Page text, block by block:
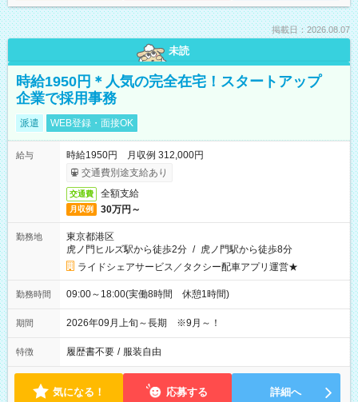
掲載日：2026.08.07
未読
時給1950円＊人気の完全在宅！スタートアップ
企業で採用事務
派遣 WEB登録・面接OK
給与
時給1950円 月収例 312,000円
交通費別途支給あり
交通費 全額支給
月収例 30万円～
勤務地
東京都港区
虎ノ門ヒルズ駅から徒歩2分 / 虎ノ門駅から徒歩8分
ライドシェアサービス／タクシー配車アプリ運営★
勤務時間 09:00～18:00(実働8時間 休憩1時間)
期間 2026年09月上旬～長期 ※9月～！
特徴 履歴書不要 / 服装自由
気になる！ 応募する 詳細へ